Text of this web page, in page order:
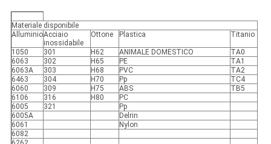
Materiale disponibile
AlluminioAcciaio
inossidabile
Ottone Plastica Titanio
1050 301 H62 ANIMALE DOMESTICO
TA0
6063
302 H65 PE
TA1
6063A
303 H68 PVC
TA2
6463
304 H70 Pp
TC4
6060
309 H75 ABS
TB5
6106
316 H80
PC
6005
321
Pp
6005A
Delrin
6061
Nylon
6082